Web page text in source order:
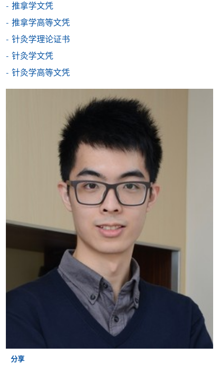
申请表
报名办法
1. 现金、「易办事」（EPS）、微信支付
(WeChat Pay) 或支付宝(Alipay)
办事」、微信支付（WeChat Pay）或支付宝
（Alipay） 缴付学费。
2. 支票或银行本票
如以划线支票或银行本票缴付，抬头请注明「香港大
学专业进修学院」。支票背面请写上课程名称及申请
人姓名。 阁下可：
亲临学院各报名中心递交划线支票、报名表格及有关
或可将上述文件一并寄交各报名中心，信封上请注明
「报读课程」，惟学院对邮递失误而遗失的支票及个
人资料概不负责。
3. VISA / Mastercard
申请人可亲临学院任何一所报名中心，以 VISA 或
Mastercard（包括「香港大学专业进修学院
Mastercard卡」）缴付学费。香港大学专业进修学院
Mastercard卡持有人，如报读课程满港币2,000元，可
信用卡持有人。详情请向学院报名中心职员查询。
推拿学文凭
推拿学高等文凭
针灸学理论证书
针灸学文凭
针灸学高等文凭
分享